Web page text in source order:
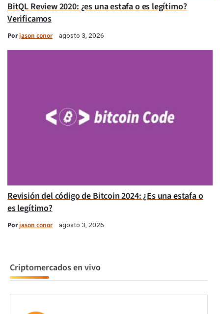
BitQL Review 2020: ¿es una estafa o es legítimo?
Verificamos
Porjason conor agosto 3, 2026
Revisión del código de Bitcoin 2024: ¿Es una estafa o
es legítimo?
Porjason conor agosto 3, 2026
Criptomercados en vivo